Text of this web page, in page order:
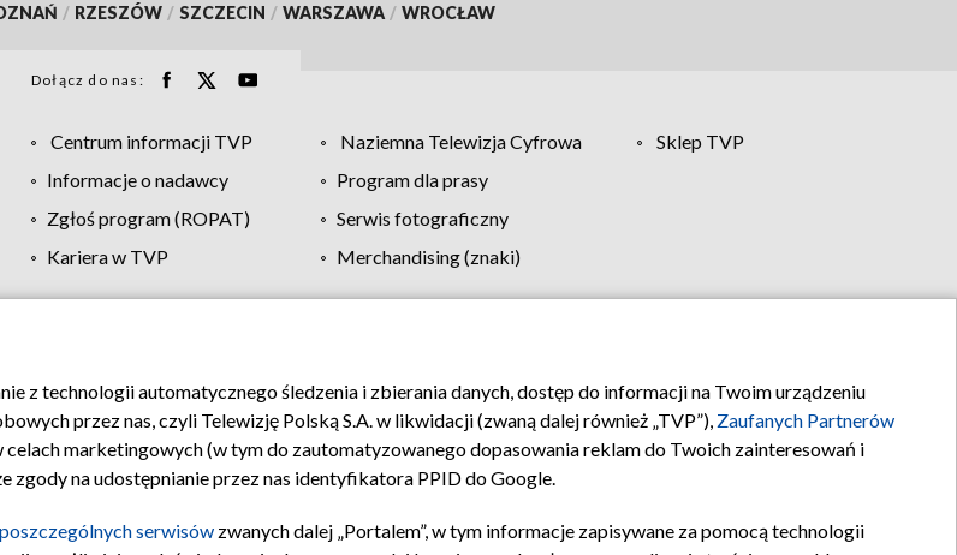
/ RZESZÓW / SZCZECIN / WARSZAWA / WROCŁAW
Dołącz do nas:
Centrum informacji TVP Naziemna Telewizja Cyfrowa
Sklep TVP
Informacje o nadawcy
Program dla prasy
Zgłoś program (ROPAT)
Serwis fotograficzny
Kariera w TVP
Merchandising (znaki)
Moje zgody Pomoc Biuro reklamy Kontakt
z technologii automatycznego śledzenia i zbierania danych, dostęp do informacji na Twoim urządzeniu
przez nas, czyli Telewizję Polską S.A. w likwidacji (zwaną dalej również „TVP”), Zaufanych Partnerów
celach marketingowych (w tym do zautomatyzowanego dopasowania reklam do Twoich zainteresowań i
zgody na udostępnianie przez nas identyfikatora PPID do Google.
poszczególnych serwisów zwanych dalej „Portalem”, w tym informacje zapisywane za pomocą technologii